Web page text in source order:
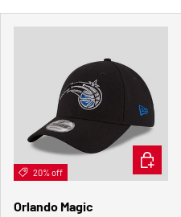
20% off
Orlando Magic
ADD TO